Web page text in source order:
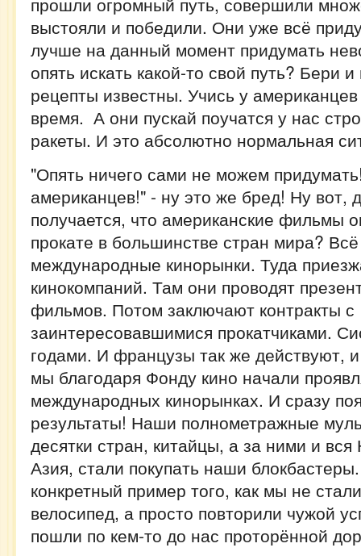
выстояли и победили. Они уже всё
лучше на данный момент придумать
опять искать какой-то свой путь? Бери
рецепты известны. Учись у
время. А они пускай поучатся у нас
ракеты. И это абсолютно нормальная
"Опять ничего сами не можем
американцев!" - ну это же бред! Ну вот,
получается, что американские фильмы
прокате в большинстве стран мира?
международные кинорынки. Туда
кинокомпаний. Там они проводят
фильмов. Потом заключают контракты с
заинтересовавшимися прокатчиками.
годами. И французы так же действуют,
мы благодаря Фонду кино начали
международных кинорынках. И сразу
результаты! Наши полнометражные
десятки стран, китайцы, а за ними и
Азия, стали покупать наши
конкретный пример того, как мы не
велосипед, а просто повторили чужой
пошли по кем-то до нас проторённой